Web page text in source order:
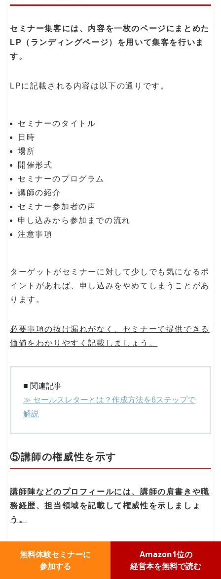
セミナー集客には、内容を一枚のページにまとめた
LP（ランディングページ）を用いて集客を行いま
す。
LPに記載される内容は以下の通りです。
セミナーのタイトル
日時
場所
開催形式
セミナーのプログラム
講師の紹介
セミナー参加者の声
申し込みから参加までの流れ
注意事項
ターゲットがセミナーに対して少しでも気になるポ
イントがあれば、申し込みをやめてしまうことがあ
ります。
必要事項の抜け漏れがなく、セミナーで提供できる
価値をわかりやすく記載しましょう。
■ 関連記事
≫ セールスレターとは？作成方法を6ステップで
解説
⑤講師の権威性を示す
講師陣などのプロフィールには、講師の肩書きや職
務経歴、担当領域を記載して権威性を示しましょ
う。
セミナーに参加する人に対する不信の払拭やセミナ
ーの質を裏付けるためにも、どんな人が講師なの
無料体験セミナーに
参加する
Amazon1位の
経営本を無料で読む